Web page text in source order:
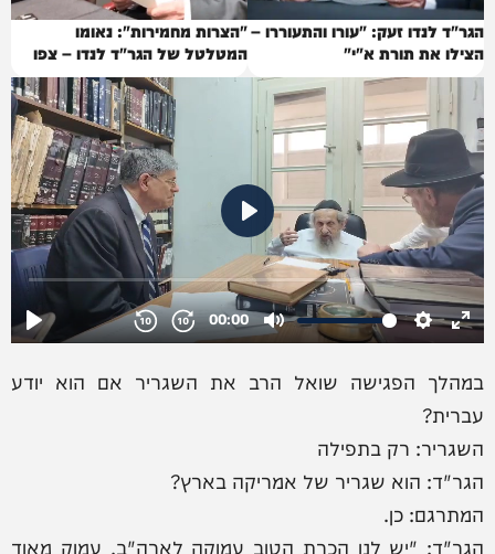
הגר"ד לנדו זעק: "עורו והתעוררו –
הצילו את תורת א"י"
"הצרות מחמירות": נאומו
המטלטל של הגר"ד לנדו – צפו
במהלך הפגישה שואל הרב את השגריר אם הוא יודע
עברית?
השגריר: רק בתפילה
הגר"ד: הוא שגריר של אמריקה בארץ?
המתרגם: כן.
הגר"ד: "יש לנו הכרת הטוב עמוקה לארה"ב. עמוק מאוד